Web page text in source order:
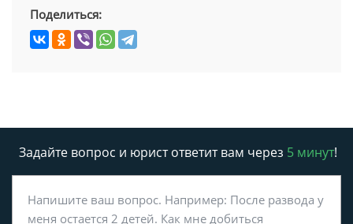
Поделиться:
Задайте вопрос и юрист ответит вам через 5 минут!